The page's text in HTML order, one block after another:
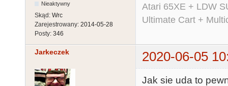
Nieaktywny
Skąd: Wrc
Zarejestrowany: 2014-05-28
Posty: 346
Atari 65XE + LDW
Ultimate Cart +
Jarkeczek 2020-06-05
Jak sie uda to